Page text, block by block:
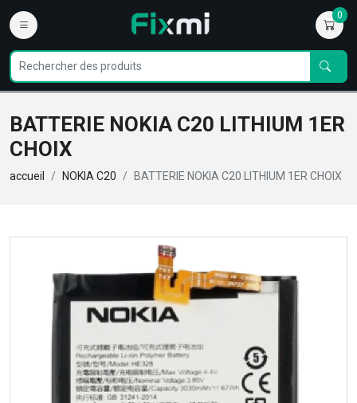
0
BATTERIE NOKIA C20 LITHIUM 1ER
CHOIX
accueil NOKIA C20 BATTERIE NOKIA C20 LITHIUM 1ER CHOIX